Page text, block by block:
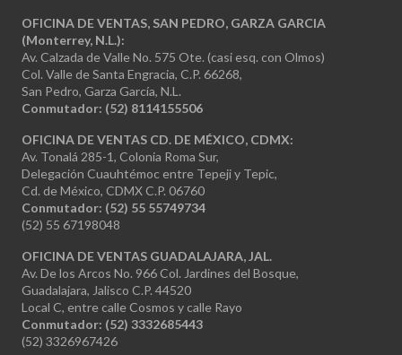
OFICINA DE VENTAS, SAN PEDRO, GARZA GARCIA
(Monterrey, N.L.):
Av. Calzada de Valle No. 575 Ote. (casi esq. con Olmos)
Col. Valle de Santa Engracia, C.P. 66268,
San Pedro, Garza García, N.L.
Conmutador: (52) 8114155506
OFICINA DE VENTAS CD. DE MÉXICO, CDMX:
Av. Tonalá 285-1, Colonia Roma Sur,
Delegación Cuauhtémoc entre Tepeji y Tepic,
Cd. de México, CDMX C.P. 06760
Conmutador: (52) 55 55749734
(52) 55 67198048
OFICINA DE VENTAS GUADALAJARA, JAL.
Av. De los Arcos No. 966 Col. Jardines del Bosque,
Guadalajara, Jalisco C.P. 44520
Local C, entre calle Cosmos y calle Rayo
Conmutador: (52) 3332685443
(52) 3326967426